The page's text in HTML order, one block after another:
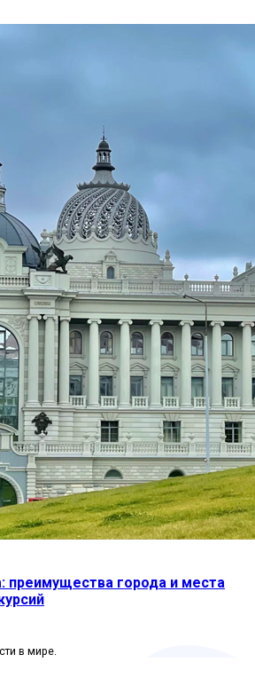
преимущества города и места
в мире.